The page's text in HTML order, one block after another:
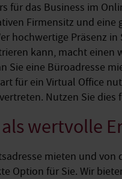
für das Business im
Firmensitz und eine
hochwertige Präsenz
kann, macht einen
Sie eine Büroadresse
für ein Virtual Office
Nutzen Sie dies
wertvolle
mieten und
Option für Sie. Wir